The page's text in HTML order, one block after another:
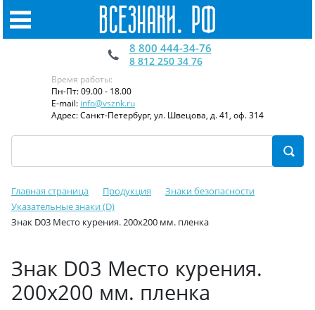
8 800 444-34-76
8 812 250 34 76
Время работы:
Пн-Пт: 09.00 - 18.00
E-mail: info@vsznk.ru
Адрес: Санкт-Петербург, ул. Швецова, д. 41, оф. 314
Главная страница Продукция
Знаки безопасности
Указательные знаки (D)
Знак D03 Место курения. 200x200 мм. пленка
Знак D03 Место курения.
200x200 мм. пленка